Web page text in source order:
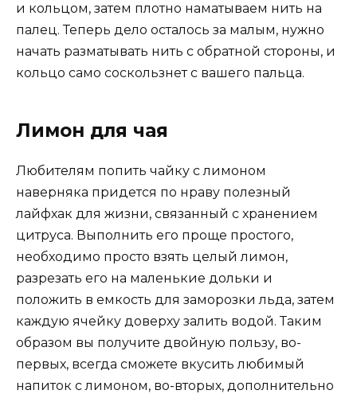
и кольцом, затем плотно наматываем нить на
палец. Теперь дело осталось за малым, нужно
начать разматывать нить с обратной стороны, и
кольцо само соскользнет с вашего пальца.
Лимон для чая
Любителям попить чайку с лимоном
наверняка придется по нраву полезный
лайфхак для жизни, связанный с хранением
цитруса. Выполнить его проще простого,
необходимо просто взять целый лимон,
разрезать его на маленькие дольки и
положить в емкость для заморозки льда, затем
каждую ячейку доверху залить водой. Таким
образом вы получите двойную пользу, во-
первых, всегда сможете вкусить любимый
напиток с лимоном, во-вторых, дополнительно